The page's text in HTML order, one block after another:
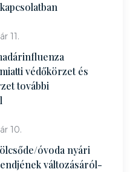
11.
védőkörzet és
további
10.
óvoda nyári
változásáról-